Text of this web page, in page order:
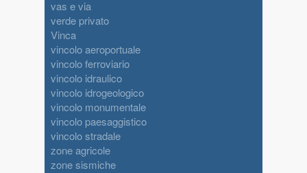
vas e via
verde privato
Vinca
vincolo aeroportuale
vincolo ferroviario
vincolo idraulico
vincolo idrogeologico
vincolo monumentale
vincolo paesaggistico
vincolo stradale
zone agricole
zone sismiche